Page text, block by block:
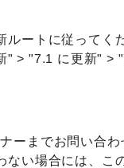
ートに従ってく
" > "7.1 に更新" >
ーまでお問い合わ
い場合には、こ